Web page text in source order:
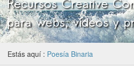
Estás aquí : Poesía Binaria